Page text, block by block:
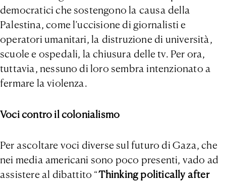
democratici che sostengono la causa della
Palestina, come l’uccisione di giornalisti e
operatori umanitari, la distruzione di università,
scuole e ospedali, la chiusura delle tv. Per ora,
tuttavia, nessuno di loro sembra intenzionato a
fermare la violenza.
Voci contro il colonialismo
Per ascoltare voci diverse sul futuro di Gaza, che
nei media americani sono poco presenti, vado ad
assistere al dibattito “Thinking politically after